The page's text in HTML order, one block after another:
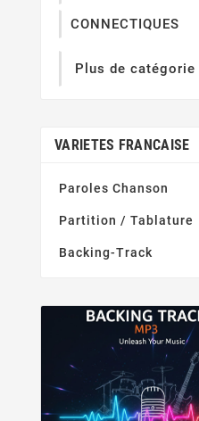
CONNECTIQUES
Plus de catégorie
VARIETES FRANCAISE
Paroles Chanson
Partition / Tablature
Backing-Track